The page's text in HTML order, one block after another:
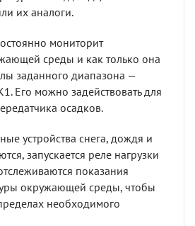
их аналоги.
мониторит
среды и как только она
заданного диапазона —
Его можно задействовать для
осадков.
устройства снега, дождя и
запускается реле нагрузки
показания
окружающей среды, чтобы
необходимого